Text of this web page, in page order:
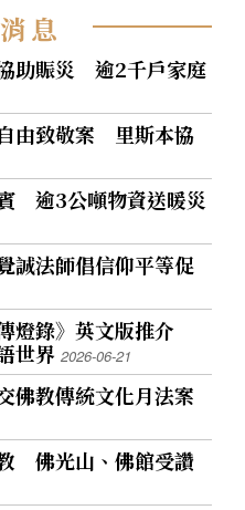
消息
助賑災 逾2千戶家庭
由致敬案 里斯本協
逾3公噸物資送暖災
法師倡信仰平等促
燈錄》英文版推介
世界2026-06-21
教傳統文化月法案
佛光山、佛館受讚